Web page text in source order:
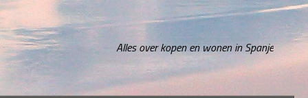
Alles over kopen en wonen in Spanje